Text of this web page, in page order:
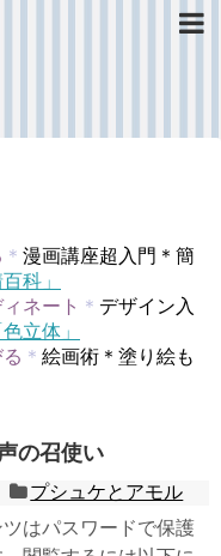
＊ 漫画講座超入門＊簡
科」
ネート ＊ デザイン入
色立体」
＊ 絵画術＊塗り絵も
の召使い
プシュケとアモル
はパスワードで保護